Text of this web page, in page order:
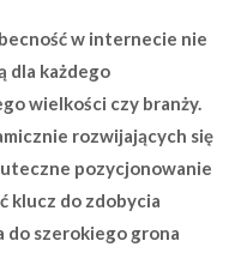
w internecie nie
dla każdego
wielkości czy branży.
rozwijających się
pozycjonowanie
klucz do zdobycia
szerokiego grona